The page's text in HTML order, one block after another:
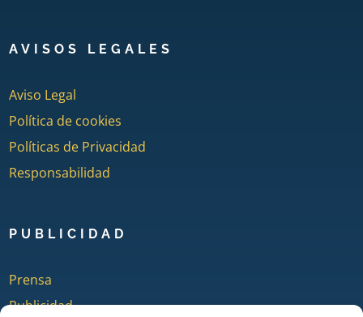
AVISOS LEGALES
Aviso Legal
Política de cookies
Políticas de Privacidad
Responsabilidad
PUBLICIDAD
Prensa
Publicidad